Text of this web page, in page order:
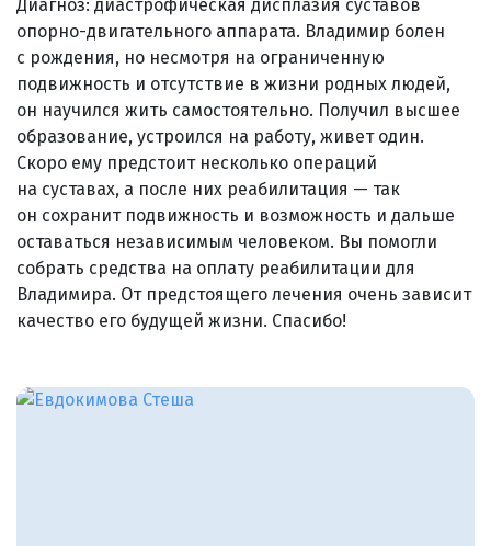
Диагноз: диастрофическая дисплазия суставов
опорно-двигательного аппарата. Владимир болен
с рождения, но несмотря на ограниченную
подвижность и отсутствие в жизни родных людей,
он научился жить самостоятельно. Получил высшее
образование, устроился на работу, живет один.
Скоро ему предстоит несколько операций
на суставах, а после них реабилитация — так
он сохранит подвижность и возможность и дальше
оставаться независимым человеком. Вы помогли
собрать средства на оплату реабилитации для
Владимира. От предстоящего лечения очень зависит
качество его будущей жизни. Спасибо!